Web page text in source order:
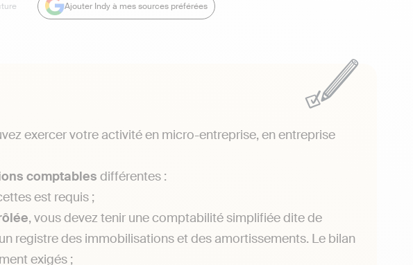
Ajouter Indy à mes sources préférées
exercer votre activité en micro-entreprise, en entreprise
comptables différentes :
est requis ;
, vous devez tenir une comptabilité simplifiée dite de
registre des immobilisations et des amortissements. Le bilan
exigés ;